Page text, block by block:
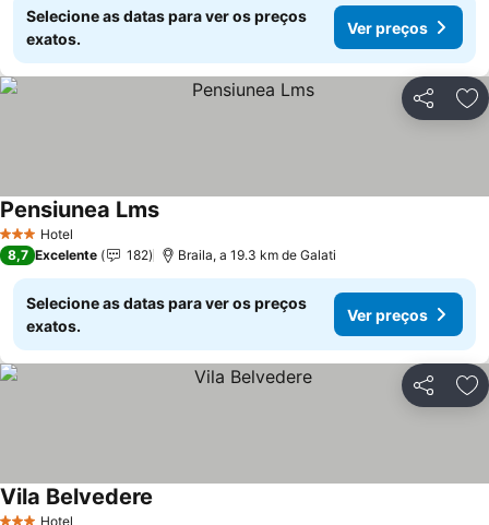
Selecione as datas para ver os preços
exatos.
Ver preços
Partilhar
3 EstrelasHotel
Pensiunea LmsVer preços
8,7 Excelente 182 Braila, a 19.3 km de Galati
Selecione as datas para ver os preços
exatos.
Ver preços
Partilhar
Hotel
Vila Belvedere